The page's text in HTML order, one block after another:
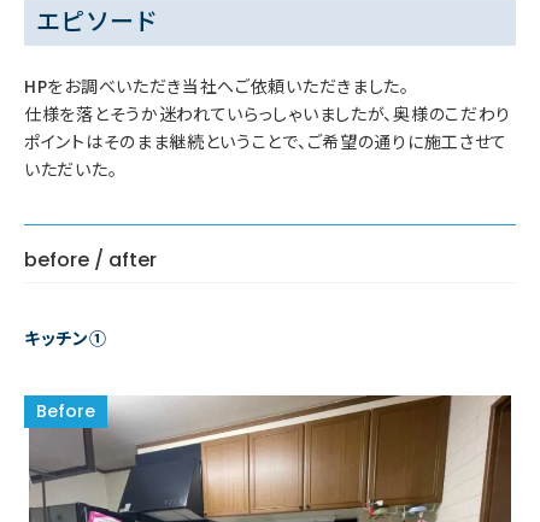
エピソード
HPをお調べいただき当社へご依頼いただきました。
仕様を落とそうか迷われていらっしゃいましたが、奥様のこだわり
ポイントはそのまま継続ということで、ご希望の通りに施工させて
いただいた。
before / after
キッチン①